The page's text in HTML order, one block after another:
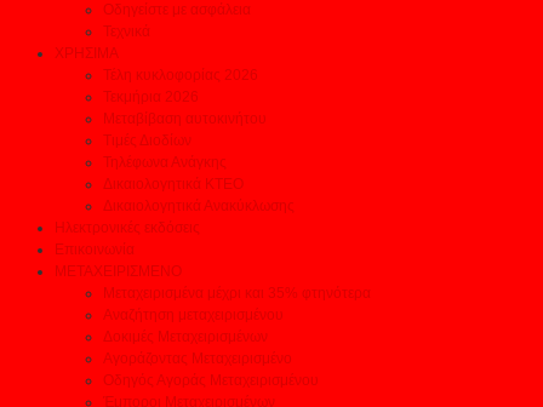
Οδηγείστε με ασφάλεια
Τεχνικά
ΧΡΗΣΙΜΑ
Τέλη κυκλοφορίας 2026
Τεκμήρια 2026
Μεταβίβαση αυτοκινήτου
Τιμές Διοδίων
Τηλέφωνα Ανάγκης
Δικαιολογητικά ΚΤΕΟ
Δικαιολογητικά Ανακύκλωσης
Ηλεκτρονικές εκδόσεις
Επικοινωνία
ΜΕΤΑΧΕΙΡΙΣΜΕΝΟ
Μεταχειρισμένα μέχρι και 35% φτηνότερα
Αναζήτηση μεταχειρισμένου
Δοκιμές Μεταχειρισμένων
Αγοράζοντας Μεταχειρισμένο
Οδηγός Αγοράς Μεταχειρισμένου
Έμποροι Μεταχειρισμένων